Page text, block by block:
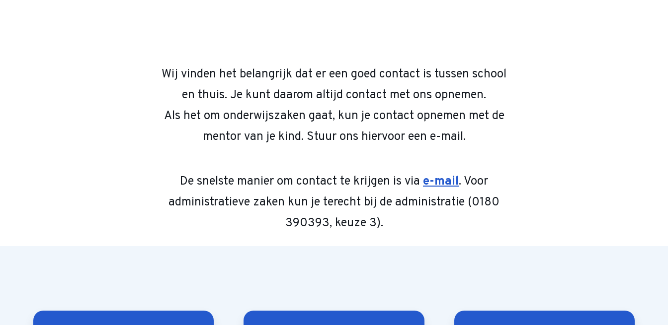
Wij vinden het belangrijk dat er een goed contact is tussen school
en thuis. Je kunt daarom altijd contact met ons opnemen.
Als het om onderwijszaken gaat, kun je contact opnemen met de
mentor van je kind. Stuur ons hiervoor een e-mail.
De snelste manier om contact te krijgen is via e-mail. Voor
administratieve zaken kun je terecht bij de administratie (0180
390393, keuze 3).